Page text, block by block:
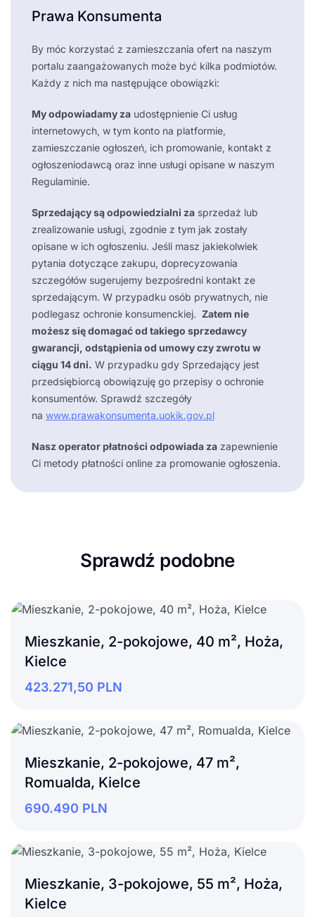
Prawa Konsumenta
By móc korzystać z zamieszczania ofert na naszym
portalu zaangażowanych może być kilka podmiotów.
Każdy z nich ma następujące obowiązki:
My odpowiadamy za udostępnienie Ci usług
internetowych, w tym konto na platformie,
zamieszczanie ogłoszeń, ich promowanie, kontakt z
ogłoszeniodawcą oraz inne usługi opisane w naszym
Regulaminie.
Sprzedający są odpowiedzialni za sprzedaż lub
zrealizowanie usługi, zgodnie z tym jak zostały
opisane w ich ogłoszeniu. Jeśli masz jakiekolwiek
pytania dotyczące zakupu, doprecyzowania
szczegółów sugerujemy bezpośredni kontakt ze
sprzedającym. W przypadku osób prywatnych, nie
podlegasz ochronie konsumenckiej. Zatem nie
możesz się domagać od takiego sprzedawcy
gwarancji, odstąpienia od umowy czy zwrotu w
ciągu 14 dni. W przypadku gdy Sprzedający jest
przedsiębiorcą obowiązuję go przepisy o ochronie
konsumentów. Sprawdź szczegóły
na www.prawakonsumenta.uokik.gov.pl
Nasz operator płatności odpowiada za zapewnienie
Ci metody płatności online za promowanie ogłoszenia.
Sprawdź podobne
Mieszkanie, 2-pokojowe, 40 m², Hoża,
Kielce
423.271,50 PLN
Mieszkanie, 2-pokojowe, 47 m²,
Romualda, Kielce
690.490 PLN
Mieszkanie, 3-pokojowe, 55 m², Hoża,
Kielce